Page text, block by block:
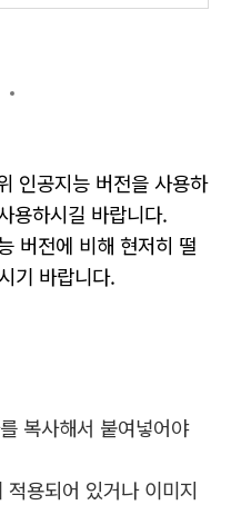
인공지능 버전을 사용하
용하시길 바랍니다.
버전에 비해 현저히 떨
기 바랍니다.
복사해서 붙여넣어야
용되어 있거나 이미지